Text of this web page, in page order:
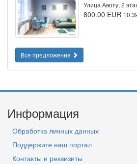
Улица Авоту, 2
800.00 EUR
Все предложения
Информация
Обработка личных данных
Поддержите наш портал
Контакты и реквизиты